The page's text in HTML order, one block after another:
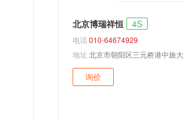
北京博瑞祥恒 4S
电话010-64674929
地址 北京市朝阳区三元桥港中旅
询价